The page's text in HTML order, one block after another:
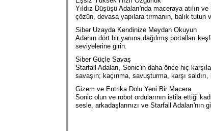
Yıldız Düşüşü Adaları'nda maceraya atılın
çözün, devasa yapılara tırmanın, balık
Siber Uzayda Kendinize Meydan Okuyun
Adanın dört bir yanına dağılmış portalları
seviyelerine girin.
Siber Güçle Savaş
Starfall Adaları, Sonic'in daha önce hiç
savaşın; kaçınma, savuşturma, karşı
Gizem ve Entrika Dolu Yeni Bir Macera
Sonic olun ve robot ordularının istila ettiği
sesle, arkadaşlarınızı ve Starfall